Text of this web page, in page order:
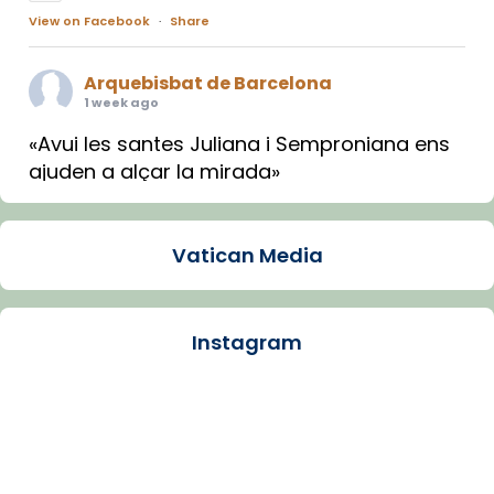
View on Facebook · Share
Arquebisbat de Barcelona
1 week ago
«Avui les santes Juliana i Semproniana ens
ajuden a alçar la mirada»
Mons. Sergi Gordo, bisbe de Tortosa, ha
Santes de Mataró.
🔗tinyurl.com/cvu5jmbk
Vatican Media
Instagram